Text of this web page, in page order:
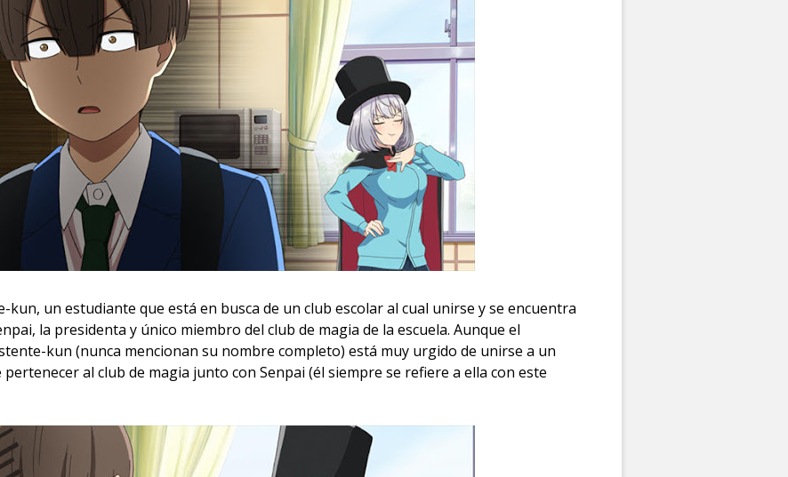
kun, un estudiante que está en busca de un club escolar al cual unirse y se encuentra
la presidenta y único miembro del club de magia de la escuela. Aunque el
kun (nunca mencionan su nombre completo) está muy urgido de unirse a un
al club de magia junto con Senpai (él siempre se refiere a ella con este